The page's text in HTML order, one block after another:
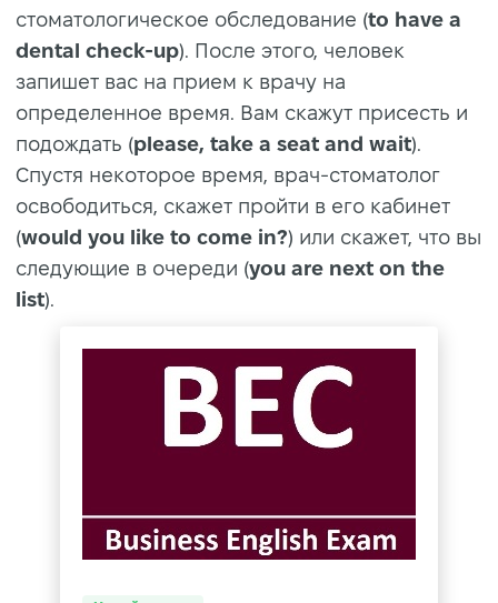
стоматологическое обследование (to have a
dental check-up). После этого, человек
запишет вас на прием к врачу на
определенное время. Вам скажут присесть и
подождать (please, take a seat and wait).
Спустя некоторое время, врач-стоматолог
освободиться, скажет пройти в его кабинет
(would you like to come in?) или скажет, что вы
следующие в очереди (you are next on the
list).